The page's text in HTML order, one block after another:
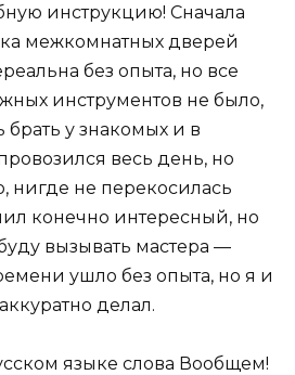
инструкцию! Сначала
межкомнатных дверей
без опыта, но все
инструментов не было,
у знакомых и в
весь день, но
нигде не перекосилась
конечно интересный, но
вызывать мастера —
ушло без опыта, но я и
делал.
языке слова Вообщем!